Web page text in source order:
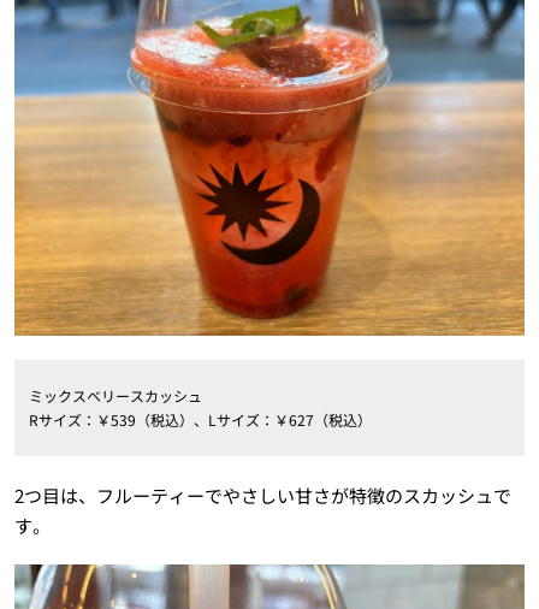
ミックスベリースカッシュ
Rサイズ：￥539（税込）、Lサイズ：￥627（税込）
2つ目は、フルーティーでやさしい甘さが特徴のスカッシュで
す。